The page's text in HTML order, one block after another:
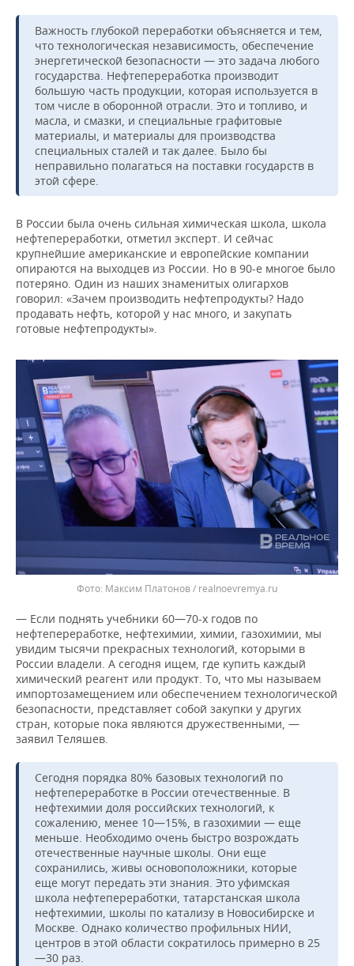
Важность глубокой переработки объясняется и тем,
что технологическая независимость, обеспечение
энергетической безопасности — это задача любого
государства. Нефтепереработка производит
большую часть продукции, которая используется в
том числе в оборонной отрасли. Это и топливо, и
масла, и смазки, и специальные графитовые
материалы, и материалы для производства
специальных сталей и так далее. Было бы
неправильно полагаться на поставки государств в
этой сфере.
В России была очень сильная химическая школа, школа
нефтепереработки, отметил эксперт. И сейчас
крупнейшие американские и европейские компании
опираются на выходцев из России. Но в 90-е многое было
потеряно. Один из наших знаменитых олигархов
говорил: «Зачем производить нефтепродукты? Надо
продавать нефть, которой у нас много, и закупать
готовые нефтепродукты».
Максим Платонов / realnoevremya.ru
— Если поднять учебники 60—70-х годов по
нефтепереработке, нефтехимии, химии, газохимии, мы
увидим тысячи прекрасных технологий, которыми в
России владели. А сегодня ищем, где купить каждый
химический реагент или продукт. То, что мы называем
импортозамещением или обеспечением технологической
безопасности, представляет собой закупки у других
стран, которые пока являются дружественными, —
заявил Теляшев.
Сегодня порядка 80% базовых технологий по
нефтепереработке в России отечественные. В
нефтехимии доля российских технологий, к
сожалению, менее 10—15%, в газохимии — еще
меньше. Необходимо очень быстро возрождать
отечественные научные школы. Они еще
сохранились, живы основоположники, которые
еще могут передать эти знания. Это уфимская
школа нефтепереработки, татарстанская школа
нефтехимии, школы по катализу в Новосибирске и
Москве. Однако количество профильных НИИ,
центров в этой области сократилось примерно в 25
—30 раз.